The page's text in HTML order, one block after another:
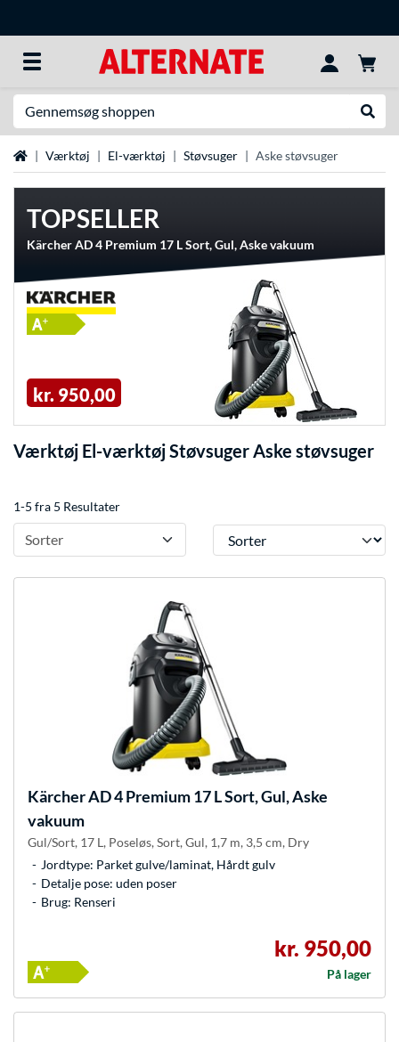
StartsideVærktøj El-værktøj Støvsuger Aske støvsuger
TOPSELLER
Kärcher AD 4 Premium 17 L Sort, Gul, Aske vakuum
kr. 950,00
Værktøj El-værktøj Støvsuger Aske støvsuger
1-5 fra 5 Resultater
Sorter Sorter
KärcherAD 4 Premium 17 L Sort, Gul, Aske
vakuum
Gul/Sort, 17 L, Poseløs, Sort, Gul, 1,7 m, 3,5 cm, Dry
Jordtype: Parket gulve/laminat, Hårdt gulv
Detalje pose: uden poser
Brug: Renseri
kr. 950,00
På lager